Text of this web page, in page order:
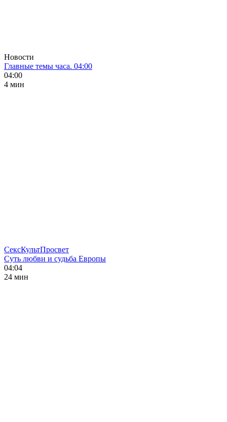
Новости
Главные темы часа. 04:00
04:00
4 мин
СексКультПросвет
Суть любви и судьба Европы
04:04
24 мин